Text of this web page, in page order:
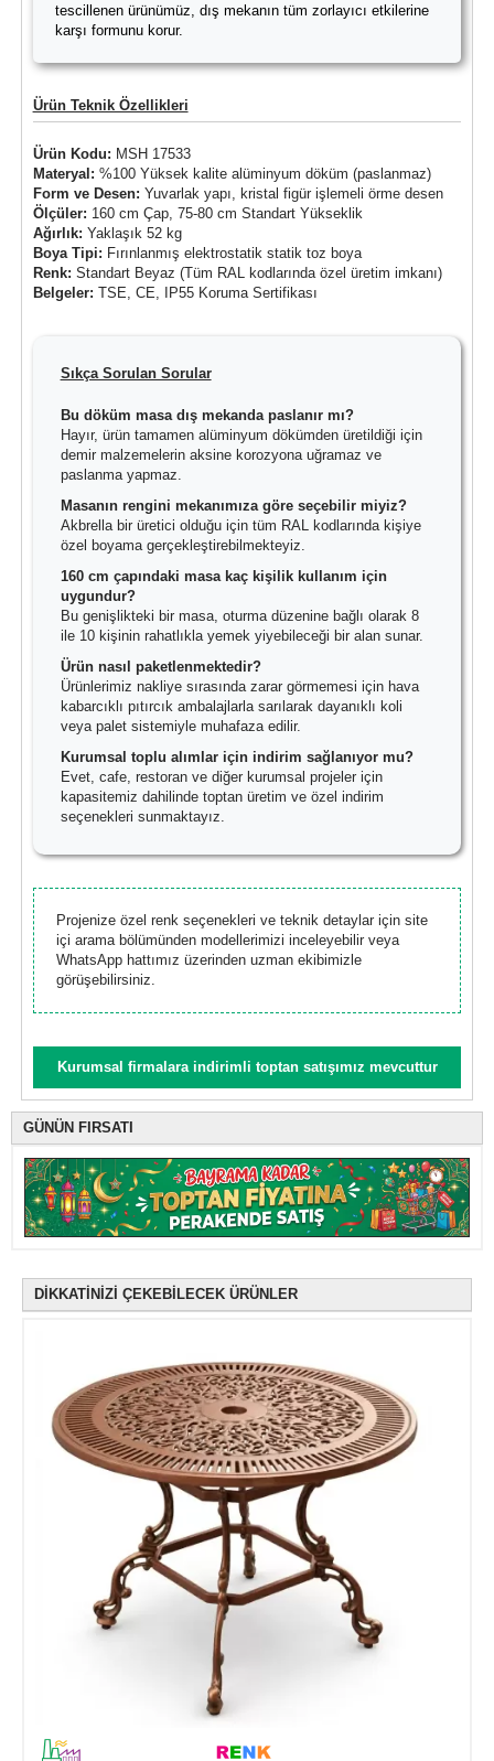
tescillenen ürünümüz, dış mekanın tüm zorlayıcı etkilerine
karşı formunu korur.
Ürün Teknik Özellikleri
Ürün Kodu: MSH 17533
Materyal: %100 Yüksek kalite alüminyum döküm (paslanmaz)
Form ve Desen: Yuvarlak yapı, kristal figür işlemeli örme desen
Ölçüler: 160 cm Çap, 75-80 cm Standart Yükseklik
Ağırlık: Yaklaşık 52 kg
Boya Tipi: Fırınlanmış elektrostatik statik toz boya
Renk: Standart Beyaz (Tüm RAL kodlarında özel üretim imkanı)
Belgeler: TSE, CE, IP55 Koruma Sertifikası
Sıkça Sorulan Sorular
Bu döküm masa dış mekanda paslanır mı?
Hayır, ürün tamamen alüminyum dökümden üretildiği için
demir malzemelerin aksine korozyona uğramaz ve
paslanma yapmaz.
Masanın rengini mekanımıza göre seçebilir miyiz?
Akbrella bir üretici olduğu için tüm RAL kodlarında kişiye
özel boyama gerçekleştirebilmekteyiz.
160 cm çapındaki masa kaç kişilik kullanım için
uygundur?
Bu genişlikteki bir masa, oturma düzenine bağlı olarak 8
ile 10 kişinin rahatlıkla yemek yiyebileceği bir alan sunar.
Ürün nasıl paketlenmektedir?
Ürünlerimiz nakliye sırasında zarar görmemesi için hava
kabarcıklı pıtırcık ambalajlarla sarılarak dayanıklı koli
veya palet sistemiyle muhafaza edilir.
Kurumsal toplu alımlar için indirim sağlanıyor mu?
Evet, cafe, restoran ve diğer kurumsal projeler için
kapasitemiz dahilinde toptan üretim ve özel indirim
seçenekleri sunmaktayız.
Projenize özel renk seçenekleri ve teknik detaylar için site
içi arama bölümünden modellerimizi inceleyebilir veya
WhatsApp hattımız üzerinden uzman ekibimizle
görüşebilirsiniz.
Kurumsal firmalara indirimli toptan satışımız mevcuttur
GÜNÜN FIRSATI
DİKKATİNİZİ ÇEKEBİLECEK ÜRÜNLER